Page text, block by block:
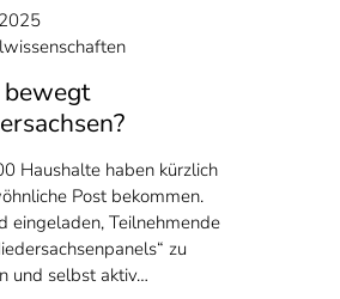
Haushalte haben kürzlich
Post bekommen.
eingeladen, Teilnehmende
zu
und selbst aktiv…